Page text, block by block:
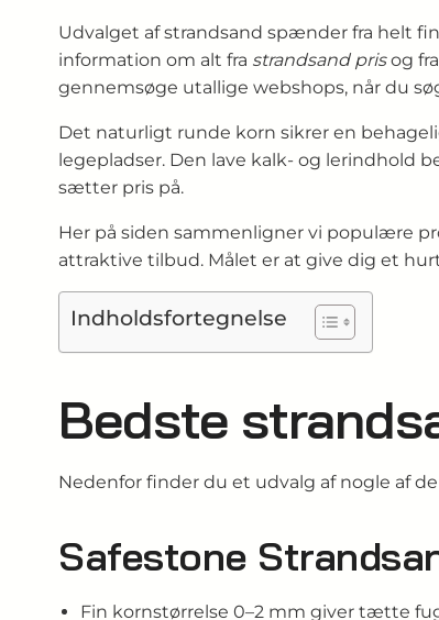
Udvalget af strandsand spænder fra helt
information om alt fra strandsand prisog
gennemsøge utallige webshops, når du
Det naturligt runde korn sikrer en
legepladser. Den lave kalk- og lerindhold
sætter pris på.
Her på siden sammenligner vi populære
attraktive tilbud. Målet er at give dig et
Indholdsfortegnelse
Bedste
Nedenfor finder du et udvalg af nogle af
Safestone
Fin kornstørrelse 0–2 mm giver tætte